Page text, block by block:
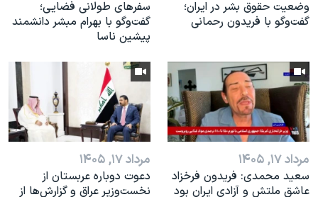
وضعیت حقوق بشر در ایران؛
گفت‌وگو با فریدون رحمانی
سفرهای طولانی فضایی؛
گفت‌وگو با بهرام مبشر دانشمند
پیشین ناسا
مرداد ۱۷, ۱۴۰۵
سعید محمدی: فریدون فرخزاد
عاشق ملتش و آزادی ایران بود
مرداد ۱۷, ۱۴۰۵
دعوت دوباره عربستان از
نخست‌وزیر عراق و گزارش‌ها از